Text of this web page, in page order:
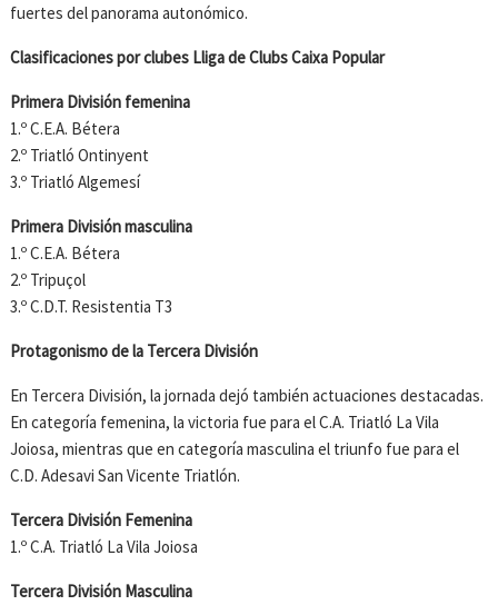
fuertes del panorama autonómico.
Clasificaciones por clubes Lliga de Clubs Caixa Popular
Primera División femenina
1.º C.E.A. Bétera
2.º Triatló Ontinyent
3.º Triatló Algemesí
Primera División masculina
1.º C.E.A. Bétera
2.º Tripuçol
3.º C.D.T. Resistentia T3
Protagonismo de la Tercera División
En Tercera División, la jornada dejó también actuaciones destacadas.
En categoría femenina, la victoria fue para el C.A. Triatló La Vila
Joiosa, mientras que en categoría masculina el triunfo fue para el
C.D. Adesavi San Vicente Triatlón.
Tercera División Femenina
1.º C.A. Triatló La Vila Joiosa
Tercera División Masculina